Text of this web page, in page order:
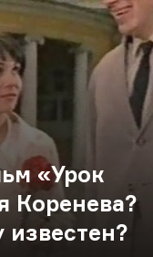
«Урок
Коренева?